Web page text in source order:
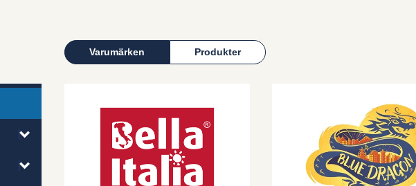
Varumärken Produkter